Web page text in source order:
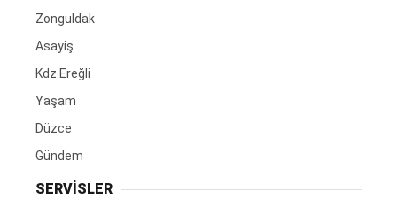
Zonguldak
Asayiş
Kdz.Ereğli
Yaşam
Düzce
Gündem
SERVİSLER